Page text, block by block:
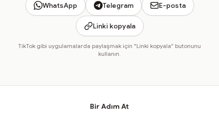
WhatsApp Telegram E-posta
Linki kopyala
TikTok gibi uygulamalarda paylaşmak için "Linki kopyala" butonunu
kullanın.
Bir Adım At